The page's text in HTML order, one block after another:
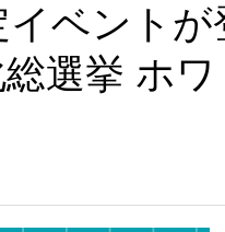
イベントが
選挙 ホワ